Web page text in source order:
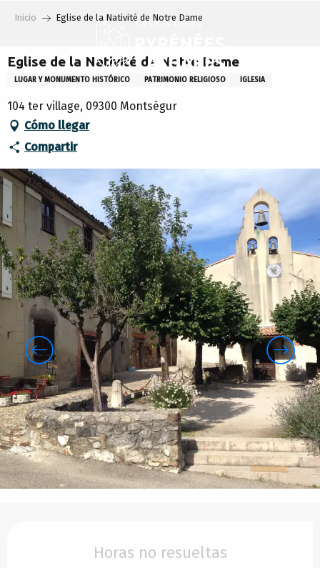
principal
Inicio Eglise de la Nativité de Notre Dame
Eglise de la Nativité de Notre Dame
LUGAR Y MONUMENTO HISTÓRICO PATRIMONIO RELIGIOSO IGLESIA
104 ter village, 09300 Montségur
Cómo llegar
Compartir
Horas no resueltas